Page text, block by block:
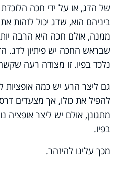
של הדג, או על ידי חכה
ביניהם הוא, שדג יכול לזהות
ממנה, אולם חכה היא הרבה
שבראש החכה יש פיתיון לדג.
נלכד בפיו. זו מצודה רעה
גם ליצר הרע יש כמה אופציות
להפיל את כולו, אך מצעדים
מתגונן, אולם יש ליצר אופציה
בפיו.
מכך עלינו להיזהר.